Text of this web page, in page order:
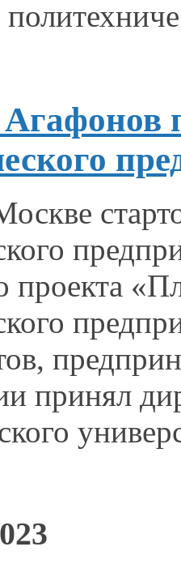
проекта
принял